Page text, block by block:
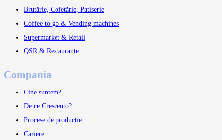
Brutărie, Cofetărie, Patiserie
Coffee to go & Vending machines
Supermarket & Retail
QSR & Restaurante
Compania
Cine suntem?
De ce Crescento?
Procese de producție
Cariere